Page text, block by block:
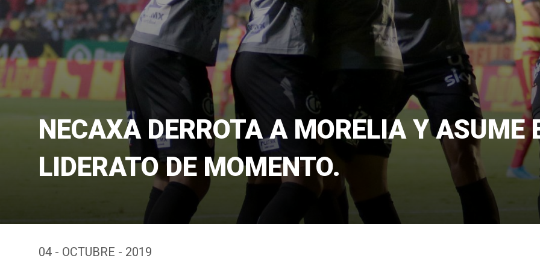
NECAXA DERROTA A MORELIA Y ASUME
LIDERATO DE MOMENTO.
04 - OCTUBRE - 2019